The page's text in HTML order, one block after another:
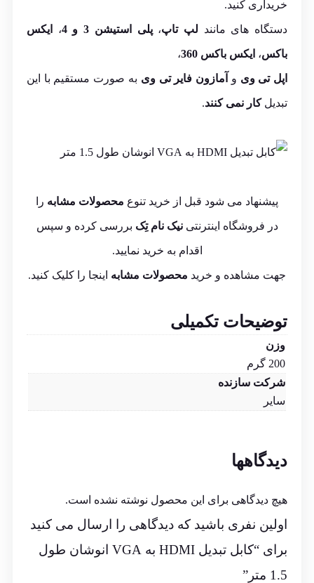
خریداری کنید.
دستگاه های مانند لپ تاپ،پلی استیشن 3 و 4 ، ایکس
باکس، ایکس باکس 360،
اپل تی وی و آمازون فایر تی وی به صورت مستقیم با این
تبدیلکار نمی کنند.
پیشنهاد می شود قبل از خرید تنوع محصولات مشابه را
در فروشگاه اینترنتینیک نام تِک بررسی کرده و سپس
اقدام به خرید نمایید.
جهت مشاهده و خرید محصولات مشابه اینجا را کلیک کنید.
توضیحات تکمیلی
وزن
200 گرم
شرکت سازنده
سایر
دیدگاهها
هیچ دیدگاهی برای این محصول نوشته نشده است.
اولین نفری باشید که دیدگاهی را ارسال می کنید
برای “کابل تبدیل HDMI به VGA انوشان طول
1.5 متر”